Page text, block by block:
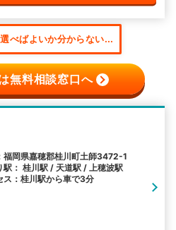
べばよいか分からない...
無料相談窓口へ
福岡県嘉穂郡桂川町土師3472-1
駅： 桂川駅 / 天道駅 / 上穂波駅
ス：桂川駅から車で3分